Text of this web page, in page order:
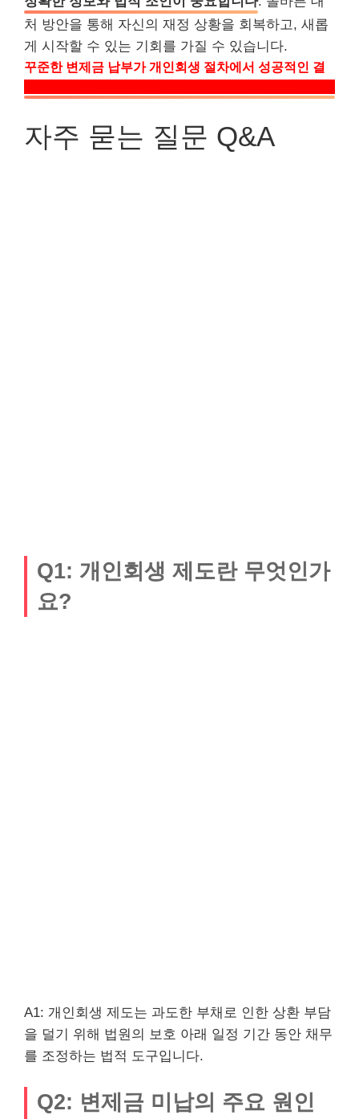
처 방안을 통해 자신의 재정 상황을 회복하고, 새롭
게 시작할 수 있는 기회를 가질 수 있습니다.
꾸준한 변제금 납부가 개인회생 절차에서 성공적인 결
자주 묻는 질문 Q&A
Q1: 개인회생 제도란 무엇인가
요?
A1: 개인회생 제도는 과도한 부채로 인한 상환 부담
을 덜기 위해 법원의 보호 아래 일정 기간 동안 채무
를 조정하는 법적 도구입니다.
Q2: 변제금 미납의 주요 원인